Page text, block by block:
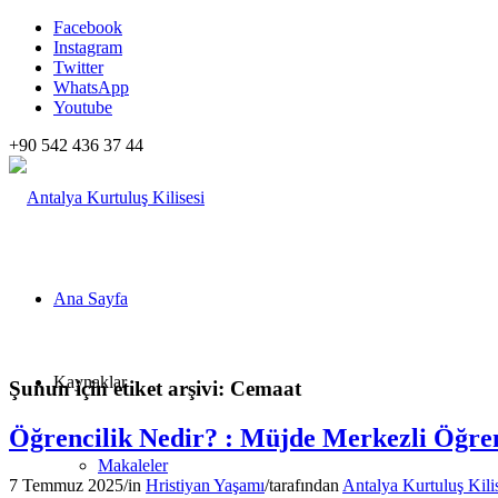
Facebook
Instagram
Twitter
WhatsApp
Youtube
+90 542 436 37 44
Ana Sayfa
Kaynaklar
Makaleler
Şunun için etiket arşivi: Cemaat
Öğrencilik Nedir? : Müjde Merkezli
7 Temmuz 2025/in Hristiyan Yaşamı/tarafından Antalya Kurtuluş